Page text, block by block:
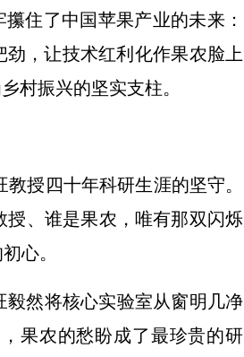
住了中国苹果产业的未来：
，让技术红利化作果农脸上
村振兴的坚实支柱。
授四十年科研生涯的坚守。
、谁是果农，唯有那双闪烁
心。
毅然将核心实验室从窗明几净
果农的愁盼成了最珍贵的研